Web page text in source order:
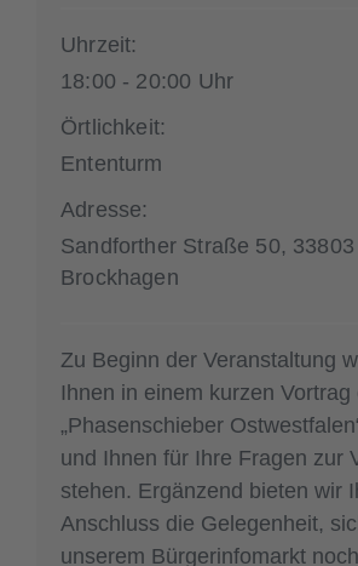
Uhrzeit:
18:00 - 20:00 Uhr
Örtlichkeit:
Ententurm
Adresse:
Sandforther Straße 50,
Brockhagen
Zu Beginn der Veranstaltung
Ihnen in einem kurzen
„Phasenschieber
und Ihnen für Ihre Fragen zur
stehen. Ergänzend bieten wir
Anschluss die Gelegenheit,
unserem Bürgerinfomarkt